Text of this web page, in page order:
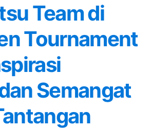
Team di
Tournament
Semangat